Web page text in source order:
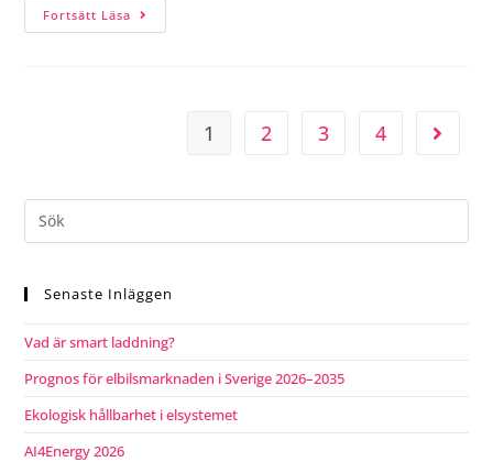
Fortsätt Läsa
1 2 3 4
Senaste Inläggen
Vad är smart laddning?
Prognos för elbilsmarknaden i Sverige 2026–2035
Ekologisk hållbarhet i elsystemet
AI4Energy 2026